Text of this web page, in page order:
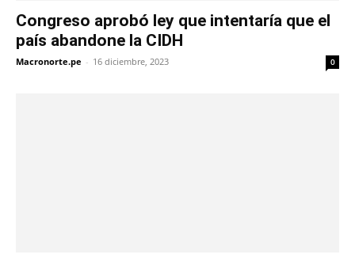
Congreso aprobó ley que intentaría que el
país abandone la CIDH
Macronorte.pe - 16 diciembre, 2023 0